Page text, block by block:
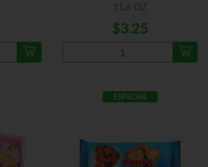
11.6 OZ
$3.25
ESPECIAL